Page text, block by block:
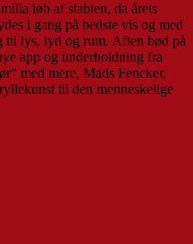
løb af stablen, da årets
i gang på bedste vis og med
til lys, lyd og rum. Aften bød på
app og underholdning fra
med mere, Mads Fencker,
til den menneskelige